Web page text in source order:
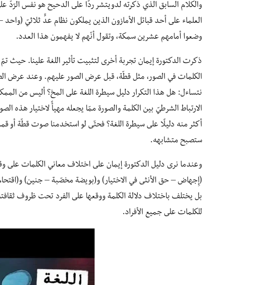
والكلام السابق الذي ذكرته لدويتشر ردًا على الدحيح هو نفس الرّدّ
العلماء على أحد قبائل الأمازون الذين يملكون نظام عدٍّ ثلاثيّ
وضعوا أمامهم عشرين سمكة، وتقول أنّهم لا يفهمون هذا العدد.
ذكرت الدكتورة إيمان تجربة أخرى لتثبيت تأثير اللغة علينا.
الكلمات في الصور، مثل قطّة، قبل عرض الصور عليهم. وعند عرض
نتساءل: هل هذا التكرار دليل سيطرة اللغة على المخ؟ أليس من
الارتباط الشرطيّ بين الكلمة والصورة ممّا يجعله مهيأً لاختيار هذه
أكثر منه دليلًا على سيطرة اللغة؟ فحتّى لو استخدمنا صوت قطّة أو
ستصبح متشابهه.
وعندما نرى دليل الدكتورة إيمان على اختلاف معاني الكلمات على
(إِجهاض – حق الأنثى في الاختيار) و(بويضة مخصّبة – جنين)
بل يختلف باختلاف دلالة الكلمة ووقعها على الفرد تحت ظروف
للكلمات على جميع الأفراد.